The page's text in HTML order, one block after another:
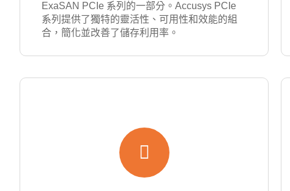
ExaSAN PCIe 系列的一部分。Accusys PCIe
系列提供了獨特的靈活性、可用性和效能的組
合，簡化並改善了儲存利用率。